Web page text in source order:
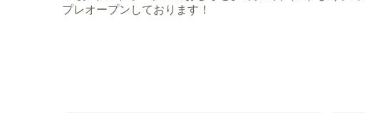
プレオープンしております！